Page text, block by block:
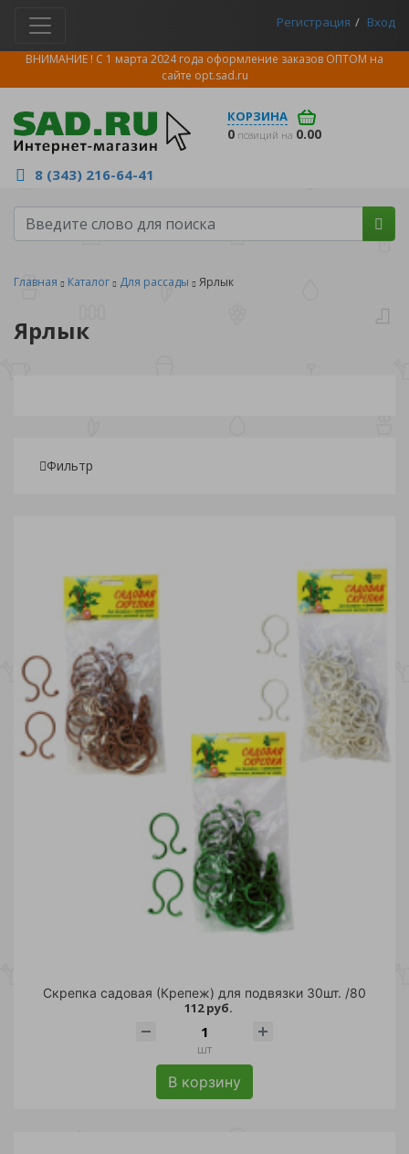
Регистрация Вход
ВНИМАНИЕ ! С 1 марта 2024 года оформление заказов ОПТОМ на
сайте opt.sad.ru
КОРЗИНА
0 позиций на 0.00
8 (343) 216-64-41
Главная Каталог Для рассады Ярлык
Ярлык
Фильтр
Розничная
16 61.50 107
Склады
Торговая марка
Скрепка садовая (Крепеж) для подвязки 30шт. /80
112 руб.
шт
В корзину